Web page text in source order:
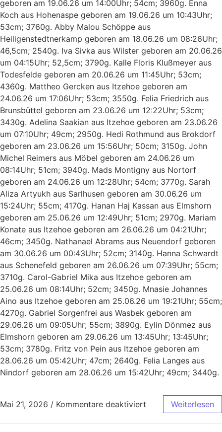
geboren am 19.06.26 um 14:00Uhr; 54cm; 3960g. Enna
Koch aus Hohenaspe geboren am 19.06.26 um 10:43Uhr;
53cm; 3760g. Abby Malou Schöppe aus
Heiligenstedtnerkamp geboren am 18.06.26 um 08:26Uhr;
46,5cm; 2540g. Iva Sivka aus Wilster geboren am 20.06.26
um 04:15Uhr; 52,5cm; 3790g. Kalle Floris Klußmeyer aus
Todesfelde geboren am 20.06.26 um 11:45Uhr; 53cm;
4360g. Mattheo Gercken aus Itzehoe geboren am
24.06.26 um 17:06Uhr; 53cm; 3550g. Felia Friedrich aus
Brunsbüttel geboren am 23.06.26 um 12:22Uhr; 53cm;
3430g. Adelina Saakian aus Itzehoe geboren am 23.06.26
um 07:10Uhr; 49cm; 2950g. Hedi Rothmund aus Brokdorf
geboren am 23.06.26 um 15:56Uhr; 50cm; 3150g. John
Michel Reimers aus Möbel geboren am 24.06.26 um
08:14Uhr; 51cm; 3940g. Mads Montigny aus Nortorf
geboren am 24.06.26 um 12:28Uhr; 54cm; 3770g. Sarah
Aliza Artyukh aus Sarlhusen geboren am 30.06.26 um
15:24Uhr; 55cm; 4170g. Hanan Haj Kassan aus Elmshorn
geboren am 25.06.26 um 12:49Uhr; 51cm; 2970g. Mariam
Konate aus Itzehoe geboren am 26.06.26 um 04:21Uhr;
46cm; 3450g. Nathanael Abrams aus Neuendorf geboren
am 30.06.26 um 00:43Uhr; 52cm; 3140g. Hanna Schwardt
aus Schenefeld geboren am 26.06.26 um 07:39Uhr; 55cm;
3710g. Carol-Gabriel Mika aus Itzehoe geboren am
25.06.26 um 08:14Uhr; 52cm; 3450g. Mnasie Johannes
Aino aus Itzehoe geboren am 25.06.26 um 19:21Uhr; 55cm;
4270g. Gabriel Sorgenfrei aus Wasbek geboren am
29.06.26 um 09:05Uhr; 55cm; 3890g. Eylin Dönmez aus
Elmshorn geboren am 29.06.26 um 13:45Uhr; 13:45Uhr;
53cm; 3780g. Fritz von Pein aus Itzehoe geboren am
28.06.26 um 05:42Uhr; 47cm; 2640g. Felia Langes aus
Nindorf geboren am 28.06.26 um 15:42Uhr; 49cm; 3440g.
Mai 21, 2026 / Kommentare deaktiviert Weiterlesen